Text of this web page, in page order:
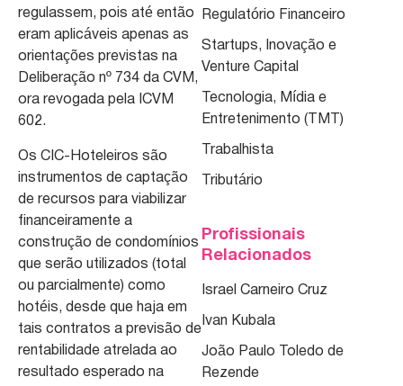
regulassem, pois até então
eram aplicáveis apenas as
orientações previstas na
Deliberação nº 734 da CVM,
ora revogada pela ICVM
602.
Os CIC-Hoteleiros são
instrumentos de captação
de recursos para viabilizar
financeiramente a
construção de condomínios
que serão utilizados (total
ou parcialmente) como
hotéis, desde que haja em
tais contratos a previsão de
rentabilidade atrelada ao
resultado esperado na
Regulatório Financeiro
Startups, Inovação e
Venture Capital
Tecnologia, Mídia e
Entretenimento (TMT)
Trabalhista
Tributário
Profissionais
Relacionados
Israel Carneiro Cruz
Ivan Kubala
João Paulo Toledo de
Rezende